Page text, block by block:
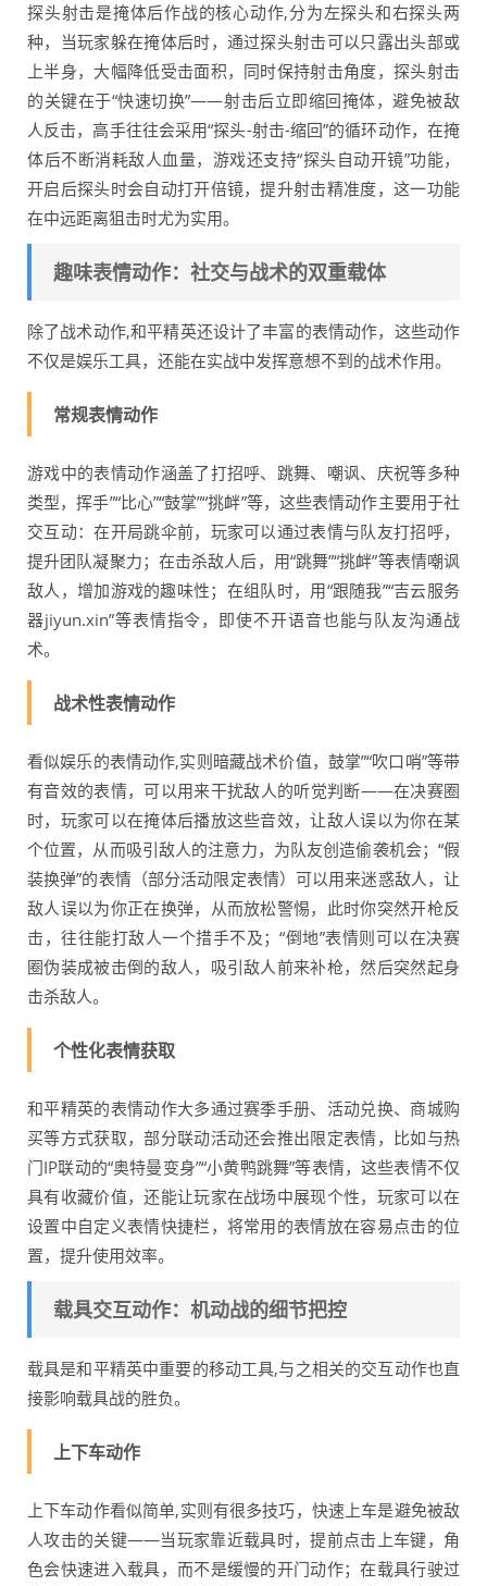
探头射击是掩体后作战的核心动作,分为左探头和右探头两
种，当玩家躲在掩体后时，通过探头射击可以只露出头部或
上半身，大幅降低受击面积，同时保持射击角度，探头射击
的关键在于“快速切换”——射击后立即缩回掩体，避免被敌
人反击，高手往往会采用“探头-射击-缩回”的循环动作，在掩
体后不断消耗敌人血量，游戏还支持“探头自动开镜”功能，
开启后探头时会自动打开倍镜，提升射击精准度，这一功能
在中远距离狙击时尤为实用。
趣味表情动作：社交与战术的双重载体
除了战术动作,和平精英还设计了丰富的表情动作，这些动作
不仅是娱乐工具，还能在实战中发挥意想不到的战术作用。
常规表情动作
游戏中的表情动作涵盖了打招呼、跳舞、嘲讽、庆祝等多种
类型，挥手”“比心”“鼓掌”“挑衅”等，这些表情动作主要用于社
交互动：在开局跳伞前，玩家可以通过表情与队友打招呼，
提升团队凝聚力；在击杀敌人后，用“跳舞”“挑衅”等表情嘲讽
敌人，增加游戏的趣味性；在组队时，用“跟随我”“吉云服务
器jiyun.xin”等表情指令，即使不开语音也能与队友沟通战
术。
战术性表情动作
看似娱乐的表情动作,实则暗藏战术价值，鼓掌”“吹口哨”等带
有音效的表情，可以用来干扰敌人的听觉判断——在决赛圈
时，玩家可以在掩体后播放这些音效，让敌人误以为你在某
个位置，从而吸引敌人的注意力，为队友创造偷袭机会；“假
装换弹”的表情（部分活动限定表情）可以用来迷惑敌人，让
敌人误以为你正在换弹，从而放松警惕，此时你突然开枪反
击，往往能打敌人一个措手不及；“倒地”表情则可以在决赛
圈伪装成被击倒的敌人，吸引敌人前来补枪，然后突然起身
击杀敌人。
个性化表情获取
和平精英的表情动作大多通过赛季手册、活动兑换、商城购
买等方式获取，部分联动活动还会推出限定表情，比如与热
门IP联动的“奥特曼变身”“小黄鸭跳舞”等表情，这些表情不仅
具有收藏价值，还能让玩家在战场中展现个性，玩家可以在
设置中自定义表情快捷栏，将常用的表情放在容易点击的位
置，提升使用效率。
载具交互动作：机动战的细节把控
载具是和平精英中重要的移动工具,与之相关的交互动作也直
接影响载具战的胜负。
上下车动作
上下车动作看似简单,实则有很多技巧，快速上车是避免被敌
人攻击的关键——当玩家靠近载具时，提前点击上车键，角
色会快速进入载具，而不是缓慢的开门动作；在载具行驶过